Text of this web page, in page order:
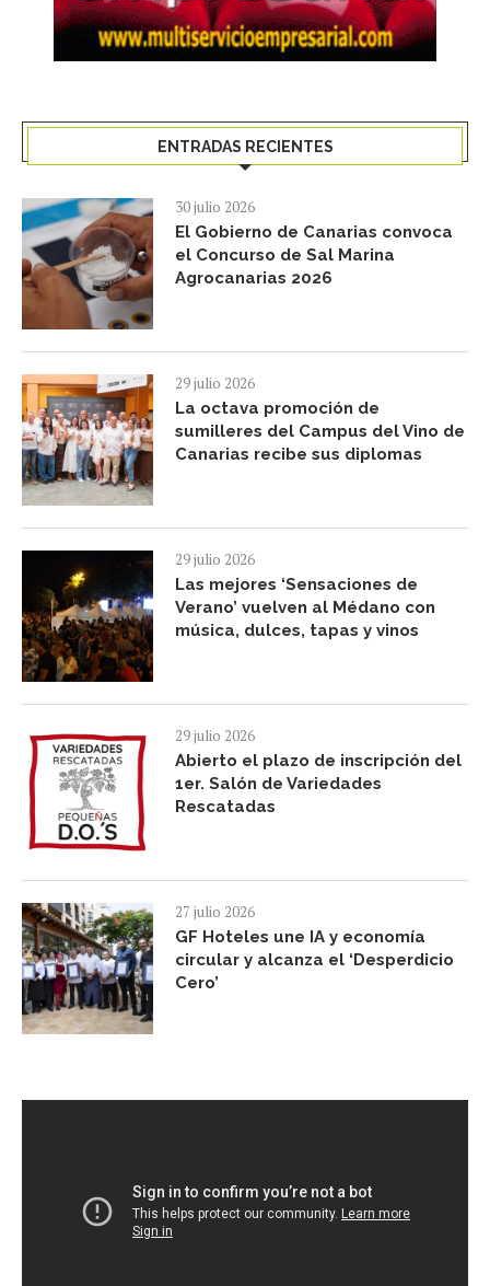
ENTRADAS RECIENTES
30 julio 2026
El Gobierno de Canarias convoca
el Concurso de Sal Marina
Agrocanarias 2026
29 julio 2026
La octava promoción de
sumilleres del Campus del Vino de
Canarias recibe sus diplomas
29 julio 2026
Las mejores ‘Sensaciones de
Verano’ vuelven al Médano con
música, dulces, tapas y vinos
29 julio 2026
Abierto el plazo de inscripción del
1er. Salón de Variedades
Rescatadas
27 julio 2026
GF Hoteles une IA y economía
circular y alcanza el ‘Desperdicio
Cero’